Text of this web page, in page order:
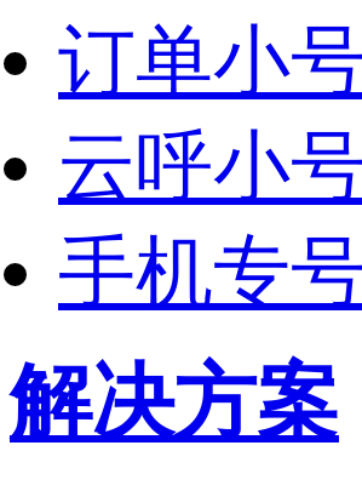
订单小
云呼小
手机专
解决方案